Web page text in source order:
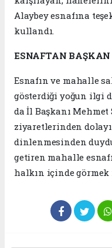
Alaybey esnafına
kullandı.
ESNAFTAN BAŞKAN
Esnafın ve mahalle
gösterdiği yoğun ilgi
da İl Başkanı
ziyaretlerinden
dinlenmesinden
getiren mahalle
halkın içinde